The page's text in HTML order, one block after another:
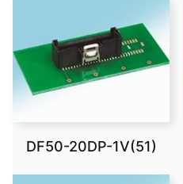
DF50-20DP-1V(51)